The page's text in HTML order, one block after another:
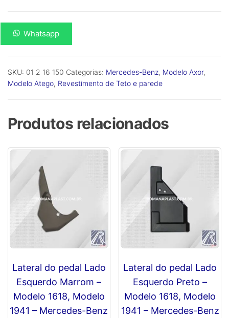
Teto
Traseiro
Modelo
Axor,
Benz
Whatsapp
SKU: 01 2 16 150 Categorias: Mercedes-Benz, Modelo Axor,
Modelo Atego, Revestimento de Teto e parede
Produtos relacionados
Lateral do pedal Lado
Esquerdo Marrom –
Modelo 1618, Modelo
1941 – Mercedes-Benz
Lateral do pedal Lado
Esquerdo Preto –
Modelo 1618, Modelo
1941 – Mercedes-Benz